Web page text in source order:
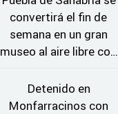
convertirá el fin de
semana en un gran
museo al aire libre con
Detenido en
Monfarracinos con